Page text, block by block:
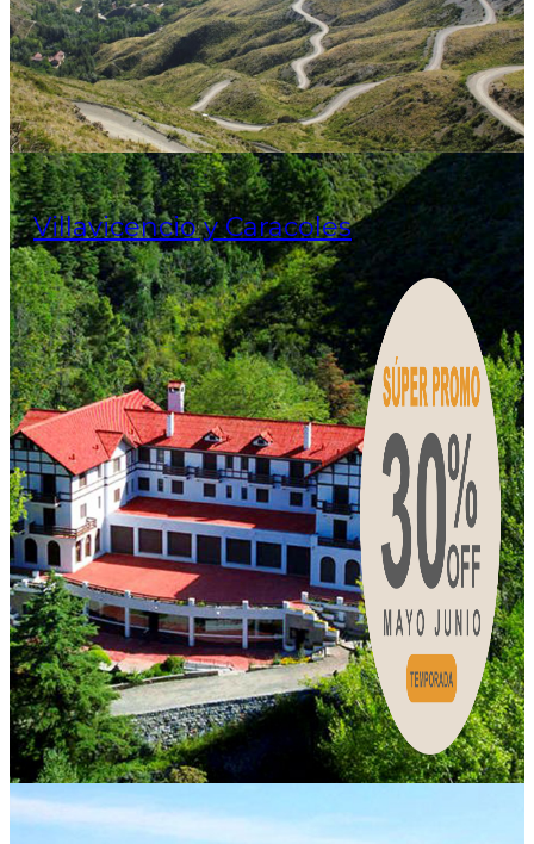
Villavicencio y Caracoles